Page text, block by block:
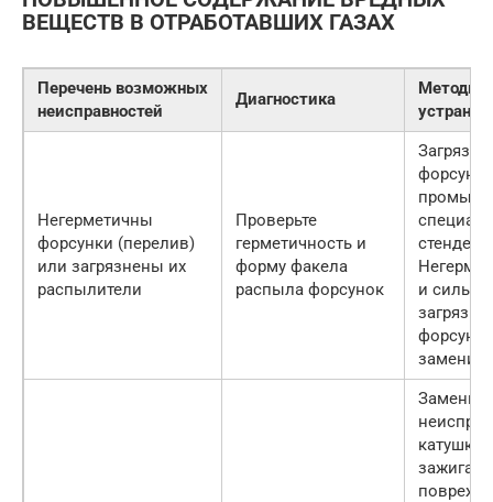
ВЕЩЕСТВ В ОТРАБОТАВШИХ ГАЗАХ
Перечень возможных
неисправностей
Диагностика
Методы
Негерметичны
форсунки (перелив)
или загрязнены их
распылители
Проверьте
герметичность и
форму факела
распыла форсунок
промыть
стенде .
и сильно
форсунки
замените
Замените
катушку